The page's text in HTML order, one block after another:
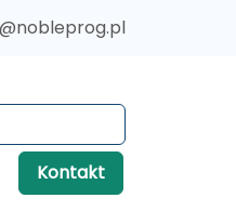
Kontakt